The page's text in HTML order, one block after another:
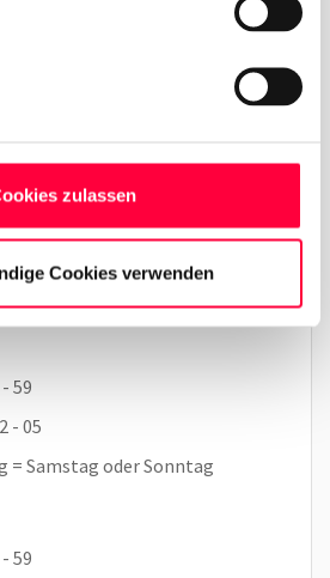
zulassen
Cookies verwenden
59
59
- 05
= Samstag oder Sonntag
59